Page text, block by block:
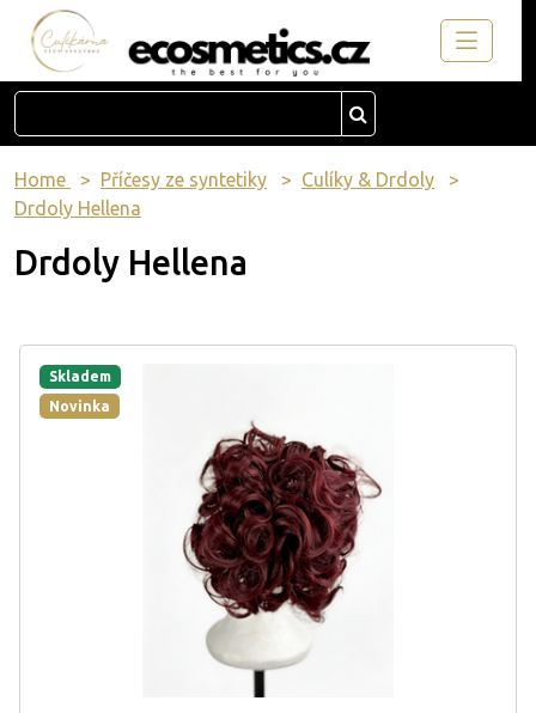
Home Příčesy ze syntetiky
Culíky & Drdoly
Drdoly Hellena
Drdoly Hellena
Skladem
Novinka